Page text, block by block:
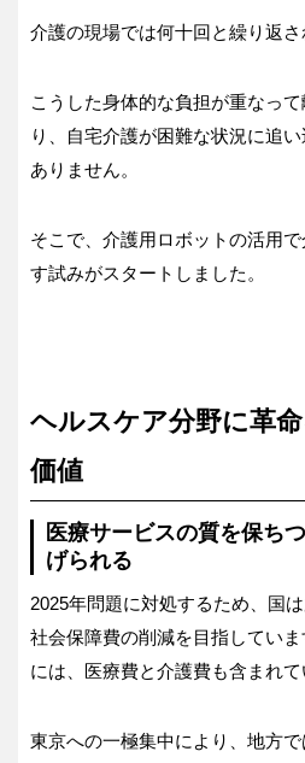
介護の現場では何十回と繰り返さ
こうした身体的な負担が重なっ
り、自宅介護が困難な状況に追
ありません。
そこで、介護用ロボットの活用
す試みがスタートしました。
ヘルスケア分野に革
価値
医療サービスの質を保ち
げられる
2025年問題に対処するため、国
社会保障費の削減を目指してい
には、医療費と介護費も含まれて
東京への一極集中により、地方